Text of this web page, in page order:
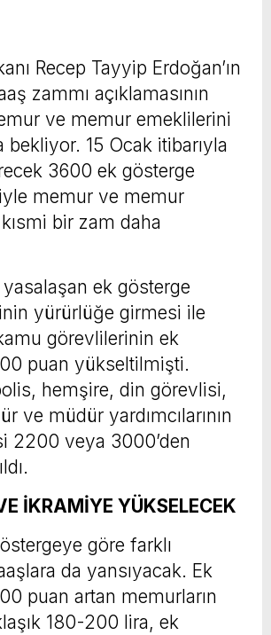
Recep Tayyip Erdoğan’ın
zammı açıklamasının
ve memur emeklilerini
bekliyor. 15 Ocak itibarıyla
3600 ek gösterge
memur ve memur
bir zam daha
yasalaşan ek gösterge
yürürlüğe girmesi ile
görevlilerinin ek
puan yükseltilmişti.
hemşire, din görevlisi,
ve müdür yardımcılarının
2200 veya 3000’den
İKRAMİYE YÜKSELECEK
göre farklı
da yansıyacak. Ek
puan artan memurların
180-200 lira, ek